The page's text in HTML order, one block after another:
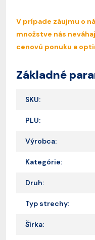
V prípade záujmu o
množstve nás
cenovú ponuku a
Základné
SKU:
PLU:
Výrobca:
Kategórie:
Druh:
Typ strechy:
Šírka: